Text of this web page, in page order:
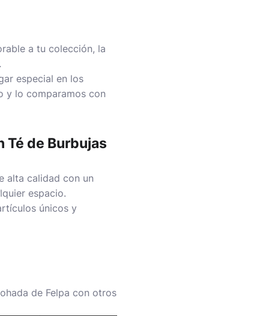
a tu colección, la
especial en los
y lo comparamos con
Té de Burbujas
alta calidad con un
espacio.
únicos y
de Felpa con otros